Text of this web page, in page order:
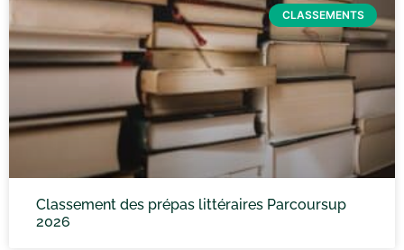
CLASSEMENTS
Classement des prépas littéraires Parcoursup
2026